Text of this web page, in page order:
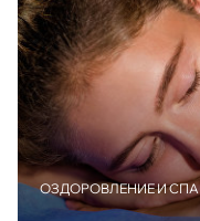
ОЗДОРОВЛЕНИЕ И СПА